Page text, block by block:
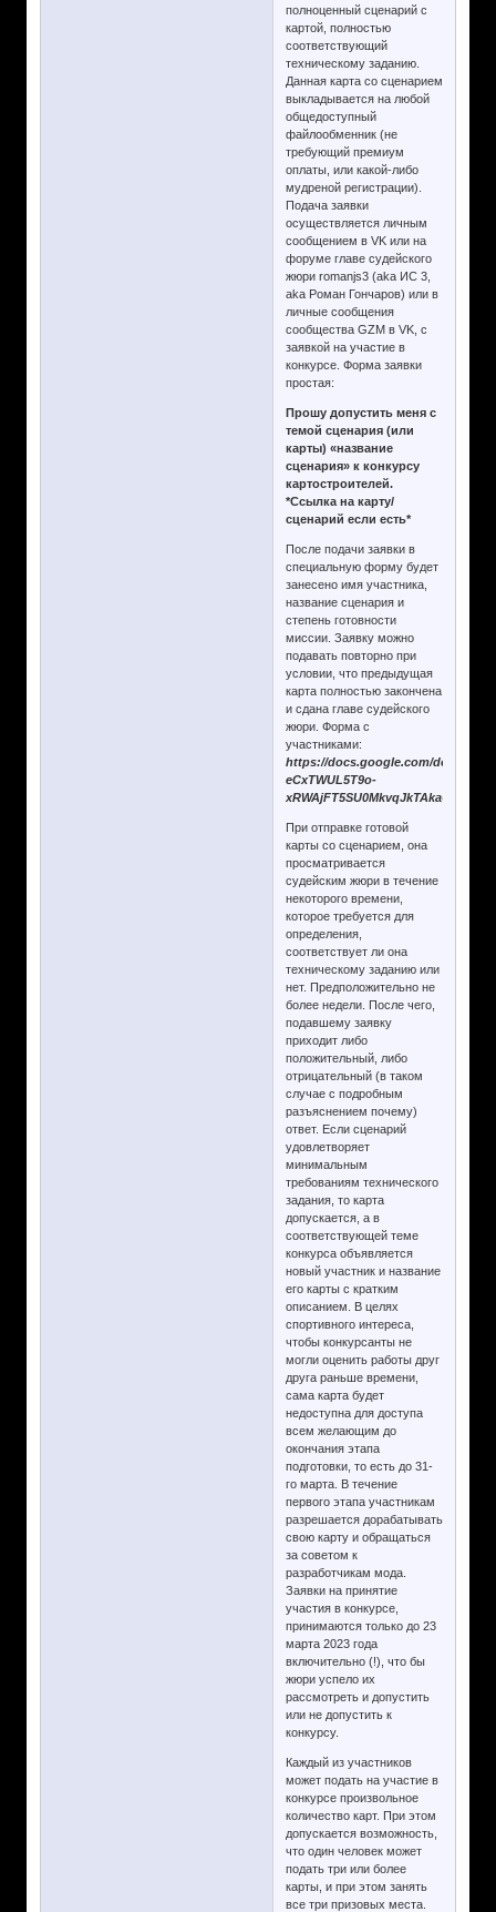
полноценный сценарий с
картой, полностью
соответствующий
техническому заданию.
Данная карта со сценарием
выкладывается на любой
общедоступный
файлообменник (не
требующий премиум
оплаты, или какой-либо
мудреной регистрации).
Подача заявки
осуществляется личным
сообщением в VK или на
форуме главе судейского
жюри romanjs3 (aka ИС 3,
aka Роман Гончаров) или в
личные сообщения
сообщества GZM в VK, с
заявкой на участие в
конкурсе. Форма заявки
простая:
Прошу допустить меня с
темой сценария (или
карты) «название
сценария» к конкурсу
картостроителей.
*Ссылка на карту/
сценарий если есть*
После подачи заявки в
специальную форму будет
занесено имя участника,
название сценария и
степень готовности
миссии. Заявку можно
подавать повторно при
условии, что предыдущая
карта полностью закончена
и сдана главе судейского
жюри. Форма с
участниками:
https://docs.google.com/
eCxTWUL5T9o-
xRWAjFT5SU0MkvqJkTAkaU/edit
При отправке готовой
карты со сценарием, она
просматривается
судейским жюри в течение
некоторого времени,
которое требуется для
определения,
соответствует ли она
техническому заданию или
нет. Предположительно не
более недели. После чего,
подавшему заявку
приходит либо
положительный, либо
отрицательный (в таком
случае с подробным
разъяснением почему)
ответ. Если сценарий
удовлетворяет
минимальным
требованиям технического
задания, то карта
допускается, а в
соответствующей теме
конкурса объявляется
новый участник и название
его карты с кратким
описанием. В целях
спортивного интереса,
чтобы конкурсанты не
могли оценить работы друг
друга раньше времени,
сама карта будет
недоступна для доступа
всем желающим до
окончания этапа
подготовки, то есть до 31-
го марта. В течение
первого этапа участникам
разрешается дорабатывать
свою карту и обращаться
за советом к
разработчикам мода.
Заявки на принятие
участия в конкурсе,
принимаются только до 23
марта 2023 года
включительно (!), что бы
жюри успело их
рассмотреть и допустить
или не допустить к
конкурсу.
Каждый из участников
может подать на участие в
конкурсе произвольное
количество карт. При этом
допускается возможность,
что один человек может
подать три или более
карты, и при этом занять
все три призовых места.